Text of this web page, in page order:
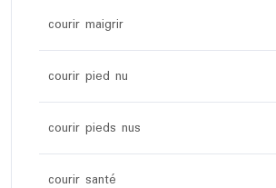
courir maigrir
courir pied nu
courir pieds nus
courir santé